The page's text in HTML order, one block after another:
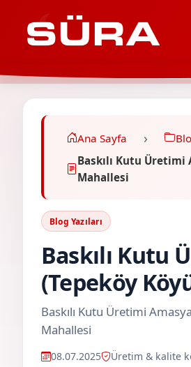
Ana Sayfa
Baskılı Kutu Üretimi
Mahallesi
Blog Yazıları
Baskılı Kutu
(Tepeköy
Baskılı Kutu Üretimi
Mahallesi
08.07.2025 Üretim & kalite